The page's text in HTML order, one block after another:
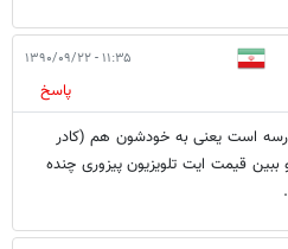
۱۱:۳۵ - ۱۳۹۰/۰۹/۲۲
پاسخ
است یعنی به خودشون هم (کادر
قیمت ایت تلویزیون پیزوری چنده